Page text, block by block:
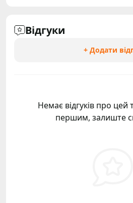
Відгуки
+ Додати
Немає відгуків про цей
першим, залиште